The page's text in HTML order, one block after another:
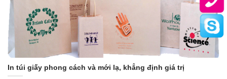
In túi giấy phong cách và mới lạ, khẳng định giá trị